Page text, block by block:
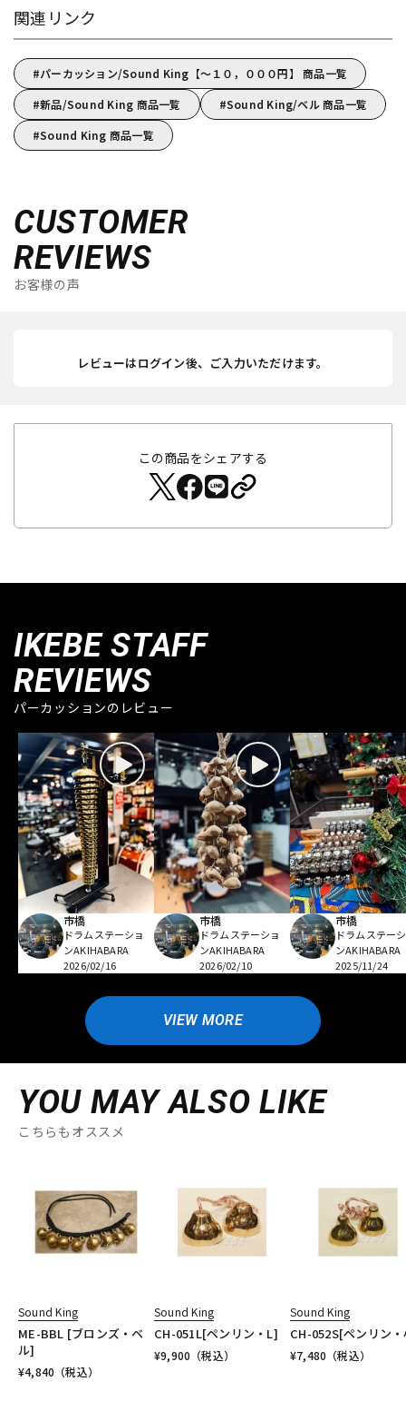
関連リンク
パーカッション/Sound King【～１０，０００円】 商品一覧
新品/Sound King 商品一覧
Sound King/ベル 商品一覧
Sound King 商品一覧
CUSTOMER
REVIEWS
お客様の声
レビューはログイン後、ご入力いただけます。
この商品をシェアする
IKEBE STAFF
REVIEWS
パーカッションのレビュー
市橋
ドラムステーショ
ンAKIHABARA
2026/02/16
市橋
ドラムステーショ
ンAKIHABARA
2026/02/10
市橋
ドラムステー
ンAKIHABARA
2025/11/24
VIEW MORE
YOU MAY ALSO LIKE
こちらもオススメ
Sound King
ME-BBL [ブロンズ・ベ
ル]
¥4,840 （税込）
Sound King
CH-051L[ペンリン・L]
¥9,900 （税込）
Sound King
CH-052S[ペンリン
¥7,480 （税込）